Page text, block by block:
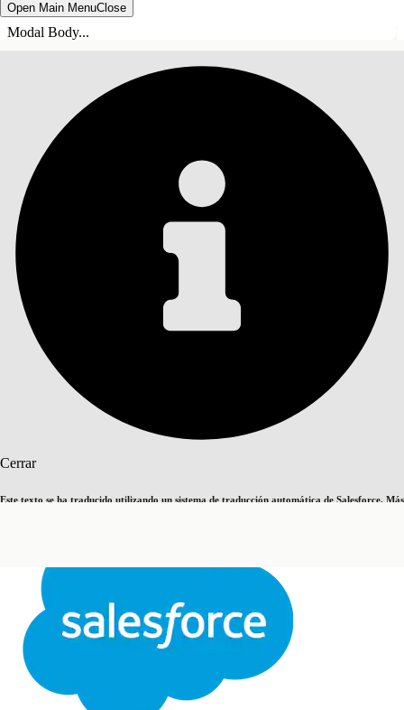
Open Main MenuClose
Modal Body...
Cerrar
Este texto se ha traducido utilizando un sistema de traducción automática de Salesforce. Más
Cerrar Cerrar
Índice de materias
ÍNDICE DE MATERIAS
Buscar